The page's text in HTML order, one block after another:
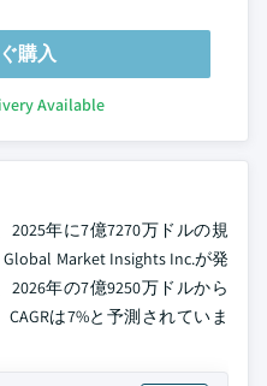
購入
Available
2025年に7億7270万ドルの規
Market Insights Inc.が発
年の7億9250万ドルから
は7%と予測されていま